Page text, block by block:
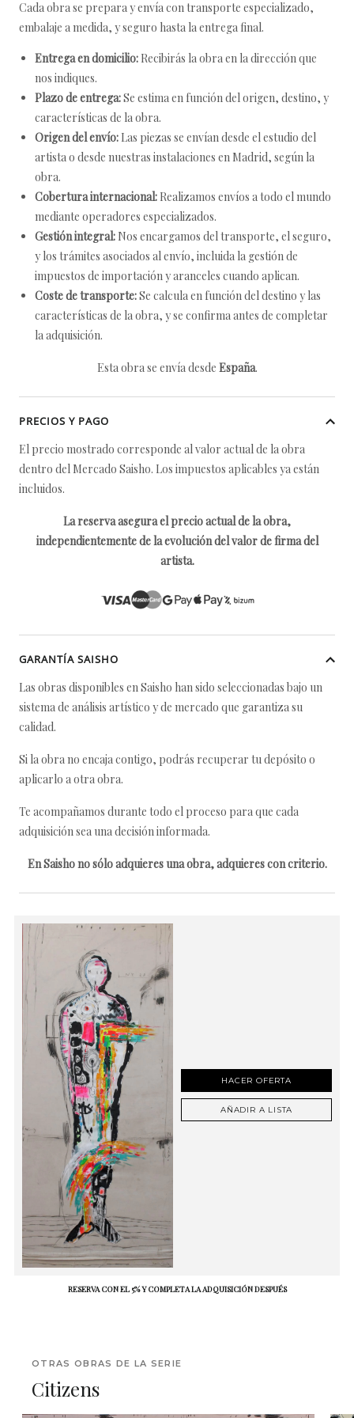
Cada obra se prepara y envía con transporte especializado,
embalaje a medida, y seguro hasta la entrega final.
Entrega en domicilio: Recibirás la obra en la dirección que
nos indiques.
Plazo de entrega:Se estima en función del origen, destino, y
características de la obra.
Origen del envío: Las piezas se envían desde el estudio del
artista o desde nuestras instalaciones en Madrid, según la
obra.
Cobertura internacional: Realizamos envíos a todo el mundo
mediante operadores especializados.
Gestión integral: Nos encargamos del transporte, el seguro,
y los trámites asociados al envío, incluida la gestión de
impuestos de importación y aranceles cuando aplican.
Coste de transporte:Se calcula en función del destino y las
características de la obra, y se confirma antes de completar
la adquisición.
Esta obra se envía desde España.
PRECIOS Y PAGO
El precio mostrado corresponde al valor actual de la obra
dentro del Mercado Saisho. Los impuestos aplicables ya están
incluidos.
La reserva asegura el precio actual de la obra,
independientemente de la evolución del valor de firma del
artista.
GARANTÍA SAISHO
Las obras disponibles en Saisho han sido seleccionadas bajo un
sistema de análisis artístico y de mercado que garantiza su
calidad.
Si la obra no encaja contigo, podrás recuperar tu depósito o
aplicarlo a otra obra.
Te acompañamos durante todo el proceso para que cada
adquisición sea una decisión informada.
En Saisho no sólo adquieres una obra, adquieres con criterio.
HACER OFERTA
AÑADIR A LISTA
RESERVA CON EL 5% Y COMPLETA LA ADQUISICIÓN DESPUÉS
OTRAS OBRAS DE LA SERIE
Citizens